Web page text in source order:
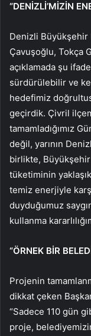
“DENİZLİ’MİZİN
Denizli Büyükşehir
Çavuşoğlu, Tokça
açıklamada şu
sürdürülebilir ve
hedefimiz
geçirdik. Çivril
tamamladığımız
değil, yarının
birlikte,
tüketiminin
temiz enerjiyle
duyduğumuz
kullanma
“ÖRNEK BİR
Projenin
dikkat çeken
“Sadece 110 gün
proje,